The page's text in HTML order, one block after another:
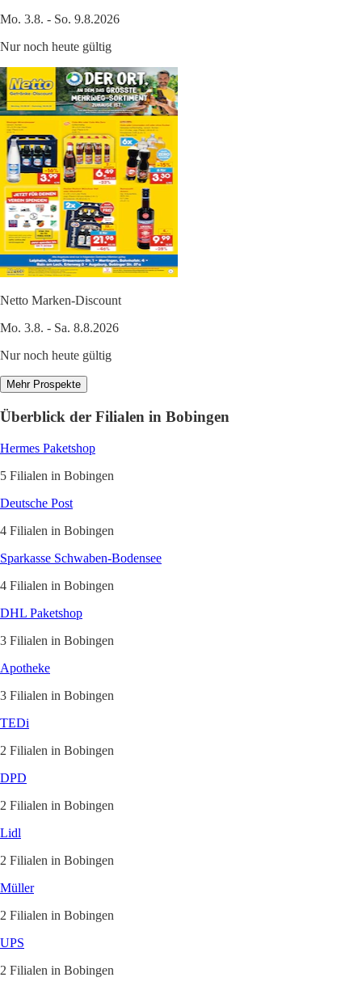
Mo. 3.8. - So. 9.8.2026
Nur noch heute gültig
Netto Marken-Discount
Mo. 3.8. - Sa. 8.8.2026
Nur noch heute gültig
Mehr Prospekte
Überblick der Filialen in Bobingen
Hermes Paketshop
5 Filialen in Bobingen
Deutsche Post
4 Filialen in Bobingen
Sparkasse Schwaben-Bodensee
4 Filialen in Bobingen
DHL Paketshop
3 Filialen in Bobingen
Apotheke
3 Filialen in Bobingen
TEDi
2 Filialen in Bobingen
DPD
2 Filialen in Bobingen
Lidl
2 Filialen in Bobingen
Müller
2 Filialen in Bobingen
UPS
2 Filialen in Bobingen